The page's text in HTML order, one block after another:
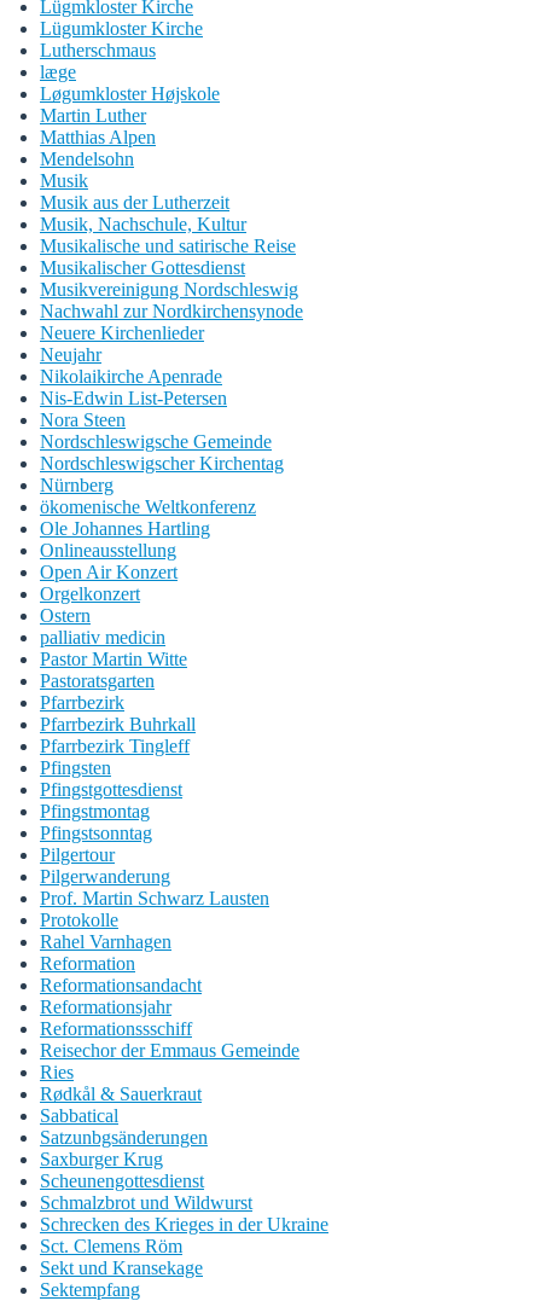
Lügmkloster Kirche
Lügumkloster Kirche
Lutherschmaus
læge
Løgumkloster Højskole
Martin Luther
Matthias Alpen
Mendelsohn
Musik
Musik aus der Lutherzeit
Musik, Nachschule, Kultur
Musikalische und satirische Reise
Musikalischer Gottesdienst
Musikvereinigung Nordschleswig
Nachwahl zur Nordkirchensynode
Neuere Kirchenlieder
Neujahr
Nikolaikirche Apenrade
Nis-Edwin List-Petersen
Nora Steen
Nordschleswigsche Gemeinde
Nordschleswigscher Kirchentag
Nürnberg
ökomenische Weltkonferenz
Ole Johannes Hartling
Onlineausstellung
Open Air Konzert
Orgelkonzert
Ostern
palliativ medicin
Pastor Martin Witte
Pastoratsgarten
Pfarrbezirk
Pfarrbezirk Buhrkall
Pfarrbezirk Tingleff
Pfingsten
Pfingstgottesdienst
Pfingstmontag
Pfingstsonntag
Pilgertour
Pilgerwanderung
Prof. Martin Schwarz Lausten
Protokolle
Rahel Varnhagen
Reformation
Reformationsandacht
Reformationsjahr
Reformationssschiff
Reisechor der Emmaus Gemeinde
Ries
Rødkål & Sauerkraut
Sabbatical
Satzunbgsänderungen
Saxburger Krug
Scheunengottesdienst
Schmalzbrot und Wildwurst
Schrecken des Krieges in der Ukraine
Sct. Clemens Röm
Sekt und Kransekage
Sektempfang